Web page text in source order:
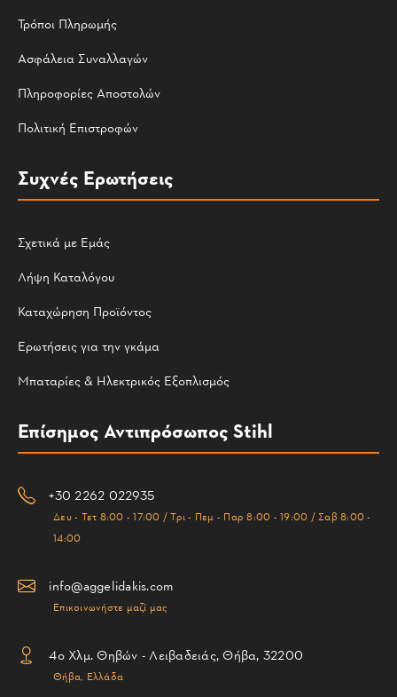
Τρόποι Πληρωμής
Ασφάλεια Συναλλαγών
Πληροφορίες Αποστολών
Πολιτική Επιστροφών
Συχνές Ερωτήσεις
Σχετικά με Εμάς
Λήψη Καταλόγου
Καταχώρηση Προϊόντος
Ερωτήσεις για την γκάμα
Μπαταρίες & Ηλεκτρικός Εξοπλισμός
Επίσημος Αντιπρόσωπος Stihl
+30 2262 022935
Δευ - Τετ 8:00 - 17:00 / Τρι - Πεμ - Παρ 8:00 - 19:00 / Σαβ 8:00 -
14:00
info@aggelidakis.com
Επικοινωνήστε μαζί μας
4ο Χλμ. Θηβών - Λειβαδειάς, Θήβα, 32200
Θήβα, Ελλάδα